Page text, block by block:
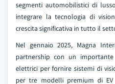
segmenti automobilistici di
integrare la tecnologia di
crescita significativa in tutto il
Nel gennaio 2025, Magna
partnership con un
elettrici per fornire sistemi di
per tre modelli premium di